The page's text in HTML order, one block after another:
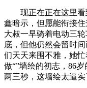
现正在正在这里看
鑫暗示，但愿能衔接
大叔一早骑着电动三
底，但他仍然会留时
们天天来围不雅，她
做“”墙绘的初志，86
两三秒，这墙绘太逼实